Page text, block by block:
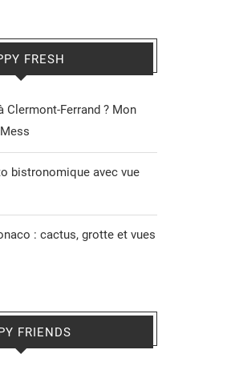
FRESH
Clermont-Ferrand ? Mon
bistronomique avec vue
: cactus, grotte et vues
FRIENDS